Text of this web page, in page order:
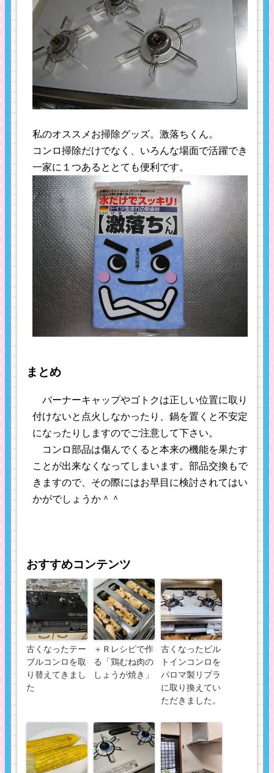
私のオススメお掃除グッズ。激落ちくん。
コンロ掃除だけでなく、いろんな場面で活躍でき
一家に１つあるととても便利です。
まとめ
バーナーキャップやゴトクは正しい位置に取り
付けないと点火しなかったり、鍋を置くと不安定
になったりしますのでご注意して下さい。
コンロ部品は傷んでくると本来の機能を果たす
ことが出来なくなってしまいます。部品交換もで
きますので、その際にはお早目に検討されてはい
かがでしょうか＾＾
おすすめコンテンツ
古くなったテー
ブルコンロを取
り替えてきまし
た
＋Ｒレシピで作
る「鶏むね肉の
しょうが焼き」
古くなったビル
トインコンロを
パロマ製リプラ
に取り換えてい
ただきました。